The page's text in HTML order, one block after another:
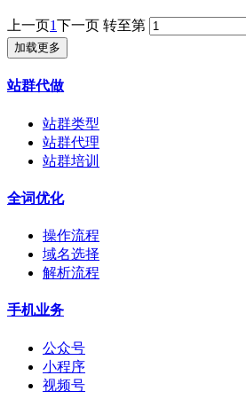
上一页1下一页 转至第
加载更多
站群代做
站群类型
站群代理
站群培训
全词优化
操作流程
域名选择
解析流程
手机业务
公众号
小程序
视频号